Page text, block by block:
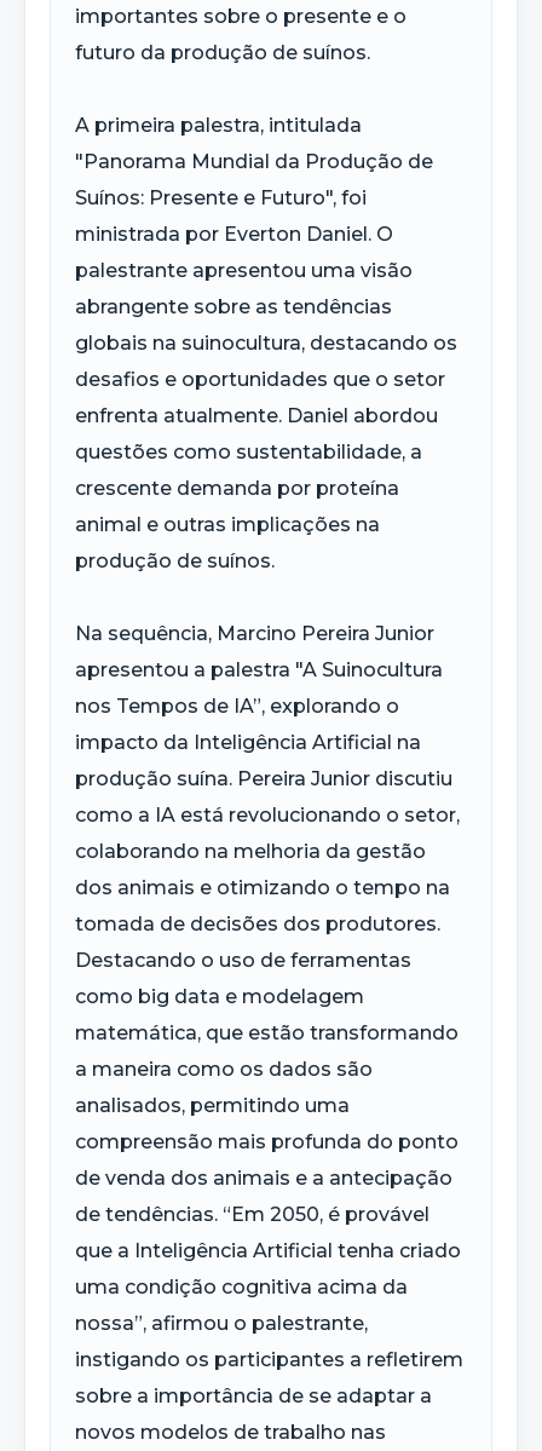
importantes sobre o presente e o
futuro da produção de suínos.
A primeira palestra, intitulada
"Panorama Mundial da Produção de
Suínos: Presente e Futuro", foi
ministrada por Everton Daniel. O
palestrante apresentou uma visão
abrangente sobre as tendências
globais na suinocultura, destacando os
desafios e oportunidades que o setor
enfrenta atualmente. Daniel abordou
questões como sustentabilidade, a
crescente demanda por proteína
animal e outras implicações na
produção de suínos.
Na sequência, Marcino Pereira Junior
apresentou a palestra "A Suinocultura
nos Tempos de IA”, explorando o
impacto da Inteligência Artificial na
produção suína. Pereira Junior discutiu
como a IA está revolucionando o setor,
colaborando na melhoria da gestão
dos animais e otimizando o tempo na
tomada de decisões dos produtores.
Destacando o uso de ferramentas
como big data e modelagem
matemática, que estão transformando
a maneira como os dados são
analisados, permitindo uma
compreensão mais profunda do ponto
de venda dos animais e a antecipação
de tendências. “Em 2050, é provável
que a Inteligência Artificial tenha criado
uma condição cognitiva acima da
nossa”, afirmou o palestrante,
instigando os participantes a refletirem
sobre a importância de se adaptar a
novos modelos de trabalho nas